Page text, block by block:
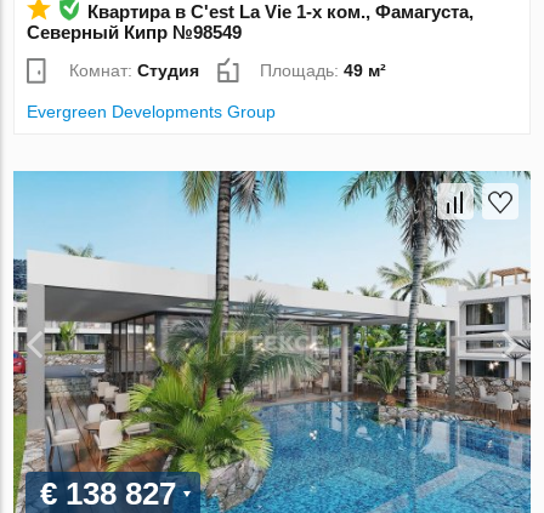
Квартира в C'est La Vie 1-х ком., Фамагуста,
Северный Кипр №98549
Комнат:Студия Площадь:49 м²
Evergreen Developments Group
€ 138 827